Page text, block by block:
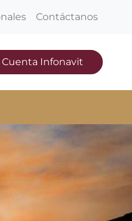
Contáctanos
Mi Cuenta Infonavit